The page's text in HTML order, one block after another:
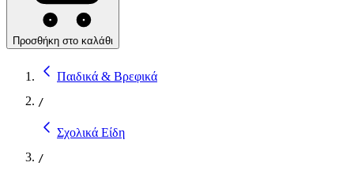
Προσθήκη στο καλάθι
Παιδικά & Βρεφικά
/
Σχολικά Είδη
/